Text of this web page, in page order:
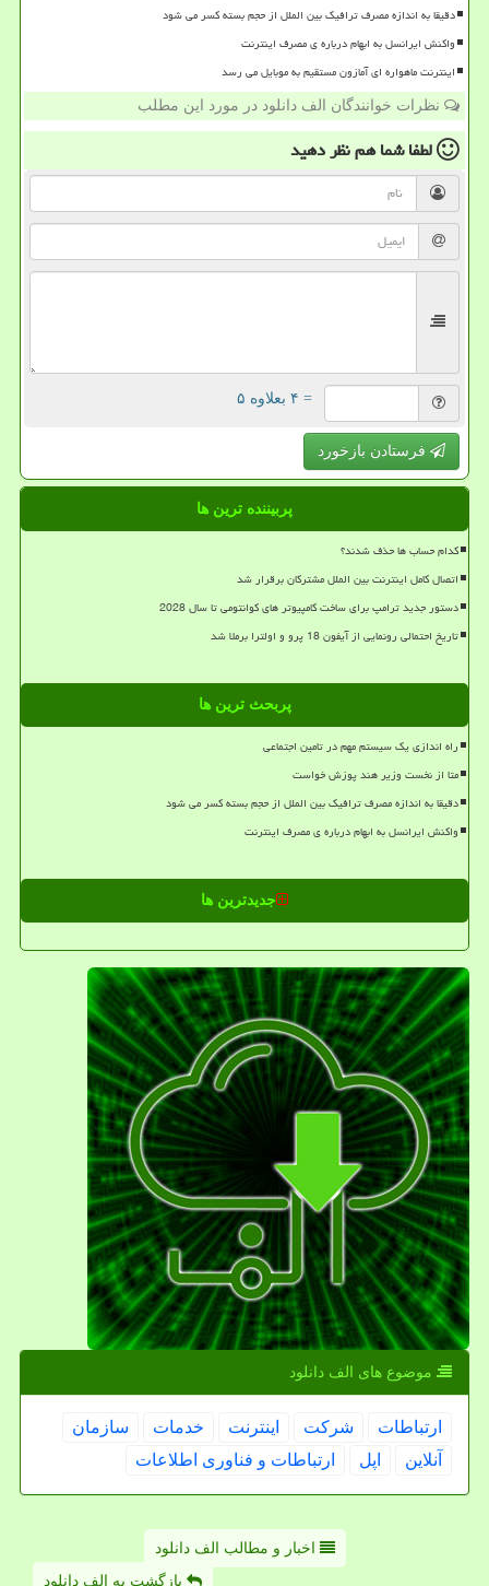
دقیقا به اندازه مصرف ترافیک بین الملل از حجم بسته کسر می شود
واکنش ایرانسل به ابهام درباره ی مصرف اینترنت
اینترنت ماهواره ای آمازون مستقیم به موبایل می رسد
نظرات خوانندگان الف دانلود در مورد این مطلب
لطفا شما همنظر دهید
= ۴ بعلاوه ۵
فرستادن بازخورد
پربیننده ترین ها
کدام حساب ها حذف شدند؟
اتصال کامل اینترنت بین الملل مشترکان برقرار شد
دستور جدید ترامپ برای ساخت کامپیوتر های کوانتومی تا سال 2028
تاریخ احتمالی رونمایی از آیفون 18 پرو و اولترا برملا شد
پربحث ترین ها
راه اندازی یک سیستم مهم در تامین اجتماعی
متا از نخست وزیر هند پوزش خواست
دقیقا به اندازه مصرف ترافیک بین الملل از حجم بسته کسر می شود
واکنش ایرانسل به ابهام درباره ی مصرف اینترنت
جدیدترین ها
موضوع های الف دانلود
ارتباطات شركت اینترنت خدمات
سازمان
آنلاین
اپل ارتباطات و فناوری اطلاعات
اخبار و مطالب الف دانلود
بازگشت به الف دانلود